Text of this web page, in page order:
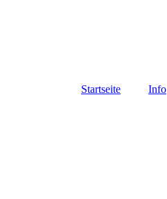
Startseite Info